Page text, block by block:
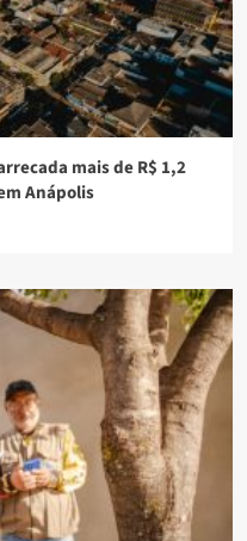
mais de R$ 1,2
Anápolis